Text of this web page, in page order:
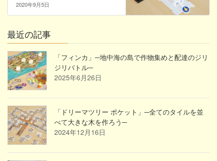
2020年9月5日
最近の記事
「フィンカ」─地中海の島で作物集めと配達のジリ
ジリバトル─
2025年6月26日
「ドリーマツリー ポケット」─全てのタイルを並
べて大きな木を作ろう─
2024年12月16日